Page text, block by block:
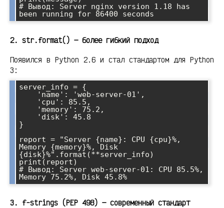
# Вывод: Server nginx version 1.18 has
2. str.format() — более гибкий подход
Появился в Python 2.6 и стал стандартом для Python
3:
server_info = {
}
report = "Server {name}: CPU {cpu}%,
Memory {memory}%, Disk
{disk}%".format(**server_info)
print(report)
# Вывод: Server web-server-01: CPU 85.5%,
3. f-strings (PEP 498) — современный стандарт